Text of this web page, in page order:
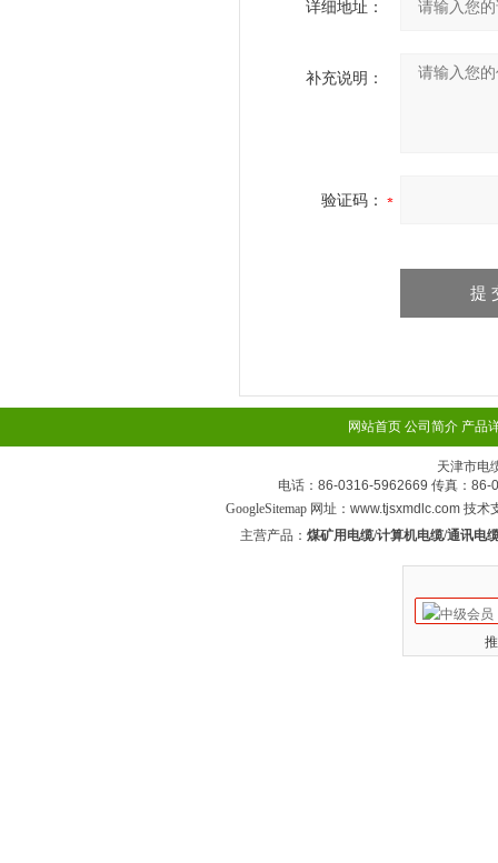
详细地址：
补充说明：
验证码：
网站首页 公司简介 产品
天津市电
电话：86-0316-5962669 传真：86-
GoogleSitemap网址：www.tjsxmdlc.com 技术
主营产品： 煤矿用电缆/计算机电缆/通讯电